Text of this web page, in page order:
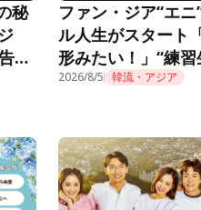
秘
白
＞
ファン・ジア“エ
ル人生がスタート
形みたい！」“練習
話題に＜推しデビ
2026/8/5 韓流・アジア